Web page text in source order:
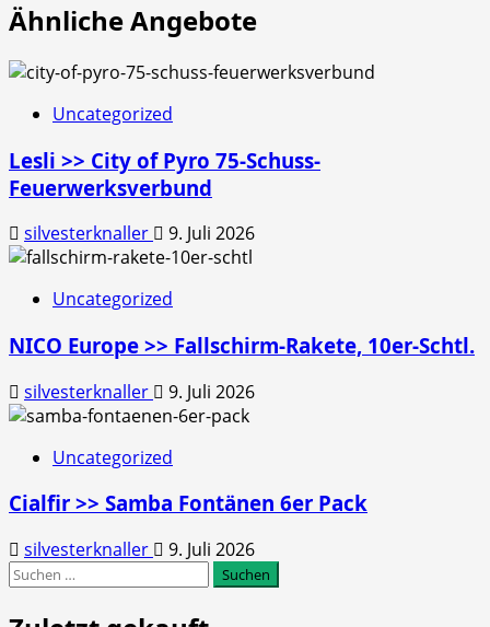
Ähnliche Angebote
Uncategorized
Lesli >> City of Pyro 75-Schuss-
Feuerwerksverbund
silvesterknaller 9. Juli 2026
Uncategorized
NICO Europe >> Fallschirm-Rakete, 10er-Schtl.
silvesterknaller 9. Juli 2026
Uncategorized
Cialfir >> Samba Fontänen 6er Pack
silvesterknaller
9. Juli 2026
Suchen